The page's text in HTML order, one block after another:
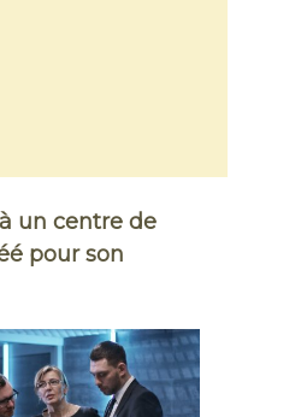
un centre de
pour son